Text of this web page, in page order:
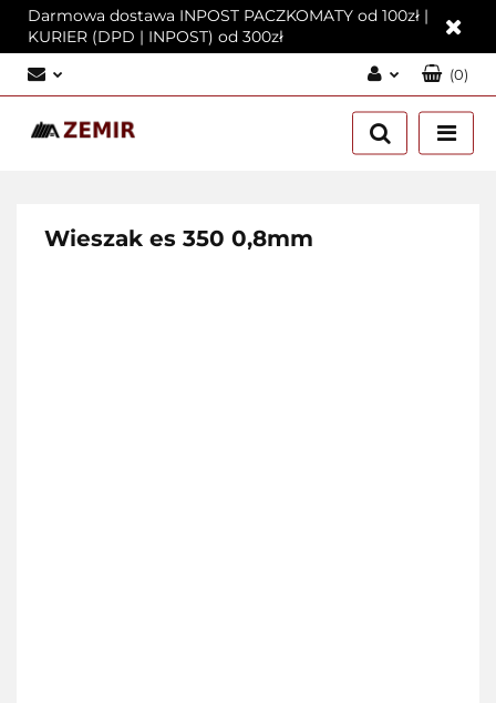
Darmowa dostawa INPOST PACZKOMATY od 100zł |
KURIER (DPD | INPOST) od 300zł
Zaloguj się
Załóż konto
(0)
Wieszak es 350 0,8mm